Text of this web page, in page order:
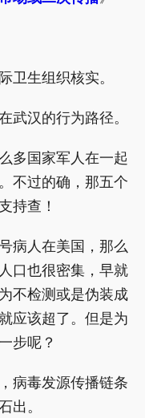
卫生组织核实。
武汉的行为路径。
多国家军人在一起
不过的确，那五个
持查！
病人在美国，那么
口也很密集，早就
不检测或是伪装成
应该超了。但是为
步呢？
病毒发源传播链条
出。